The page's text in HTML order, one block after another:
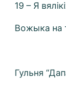
19 – Я
Вожыка на
Гульня